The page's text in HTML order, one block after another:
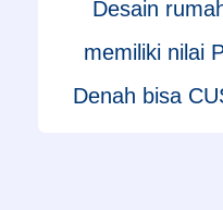
Desain
memiliki nilai
Denah bisa